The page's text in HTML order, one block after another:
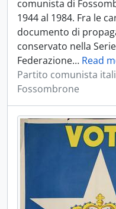
comunista di
1944 al 1984. Fra le
documento di
conservato nella
Federazione… Read
Partito comunista
Fossombrone